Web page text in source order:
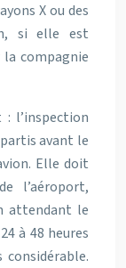
X ou des
si elle est
compagnie
l’inspection
avant le
Elle doit
l’aéroport,
attendant le
à 48 heures